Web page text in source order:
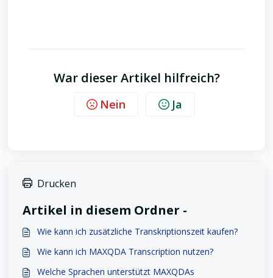
War dieser Artikel hilfreich?
Nein Ja
Drucken
Artikel in diesem Ordner -
Wie kann ich zusätzliche Transkriptionszeit kaufen?
Wie kann ich MAXQDA Transcription nutzen?
Welche Sprachen unterstützt MAXQDAs